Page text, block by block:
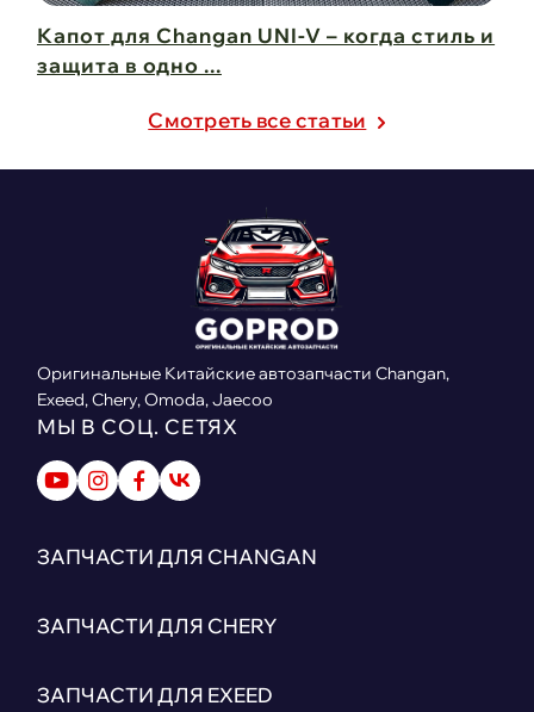
Капот для Changan UNI-V – когда стиль и
защита в одно ...
Cмотреть все статьи
Оригинальные Китайские автозапчасти Changan,
Exeed, Chery, Omoda, Jaecoo
МЫ В СОЦ. СЕТЯХ
ЗАПЧАСТИ ДЛЯ CHANGAN
ЗАПЧАСТИ ДЛЯ CHERY
ЗАПЧАСТИ ДЛЯ EXEED